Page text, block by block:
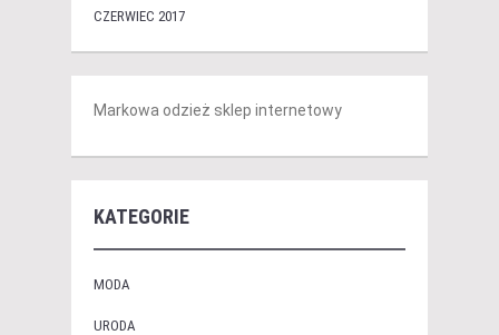
CZERWIEC 2017
Markowa odzież sklep internetowy
KATEGORIE
MODA
URODA